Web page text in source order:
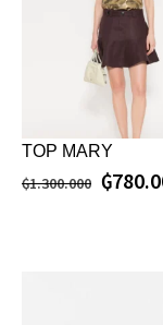
TOP MARY
₲1.300.000 ₲